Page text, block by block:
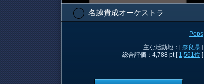
名越貴成オーケストラ
Pops
主な活動地：[奈良県 ]
総合評価：4,788 pt [ 1,561位 ]